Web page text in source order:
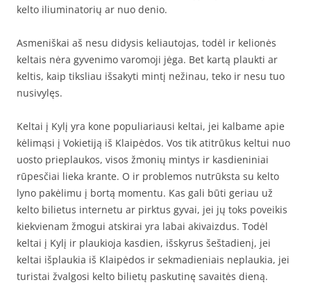
kelto iliuminatorių ar nuo denio.
Asmeniškai aš nesu didysis keliautojas, todėl ir kelionės
keltais nėra gyvenimo varomoji jėga. Bet kartą plaukti ar
keltis, kaip tiksliau išsakyti mintį nežinau, teko ir nesu tuo
nusivylęs.
Keltai į Kylį yra kone populiariausi keltai, jei kalbame apie
kėlimąsi į Vokietiją iš Klaipėdos. Vos tik atitrūkus keltui nuo
uosto prieplaukos, visos žmonių mintys ir kasdieniniai
rūpesčiai lieka krante. O ir problemos nutrūksta su kelto
lyno pakėlimu į bortą momentu. Kas gali būti geriau už
kelto bilietus internetu ar pirktus gyvai, jei jų toks poveikis
kiekvienam žmogui atskirai yra labai akivaizdus. Todėl
keltai į Kylį ir plaukioja kasdien, išskyrus šeštadienį, jei
keltai išplaukia iš Klaipėdos ir sekmadieniais neplaukia, jei
turistai žvalgosi kelto bilietų paskutinę savaitės dieną.